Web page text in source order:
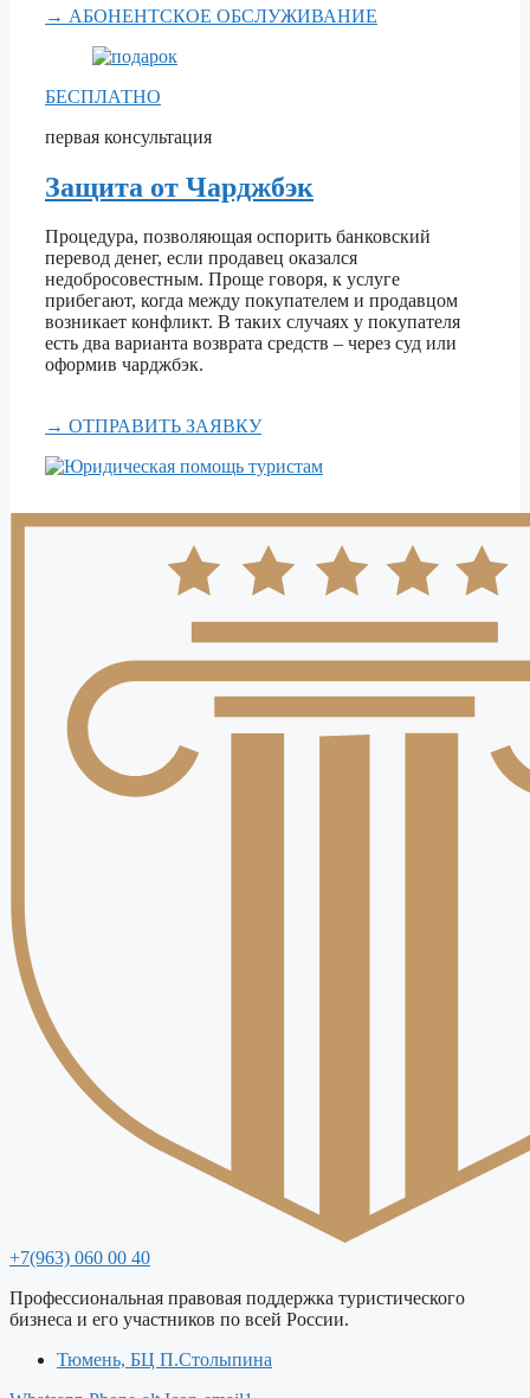
→ АБОНЕНТСКОЕ ОБСЛУЖИВАНИЕ
БЕСПЛАТНО
первая консультация
Защита от Чарджбэк
Процедура, позволяющая оспорить банковский
перевод денег, если продавец оказался
недобросовестным. Проще говоря, к услуге
прибегают, когда между покупателем и продавцом
возникает конфликт. В таких случаях у покупателя
есть два варианта возврата средств – через суд или
оформив чарджбэк.
→ ОТПРАВИТЬ ЗАЯВКУ
+7(963) 060 00 40
Профессиональная правовая поддержка туристического
бизнеса и его участников по всей России.
Тюмень, БЦ П.Столыпина